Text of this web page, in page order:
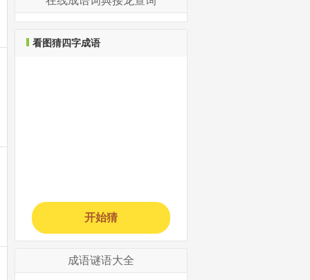
看图猜四字成语
开始猜
成语谜语大全